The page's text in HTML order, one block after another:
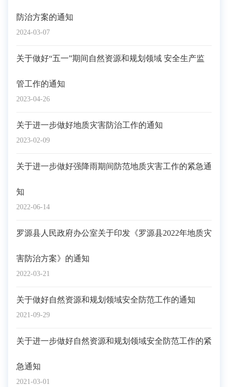
2024-03-07
防治方案的通知
2023-04-26
关于做好“五一”期间自然资源和规划领域 安全生产监
管工作的通知
2023-02-09
关于进一步做好地质灾害防治工作的通知
2022-06-14
关于进一步做好强降雨期间防范地质灾害工作的紧急通
知
2022-03-21
罗源县人民政府办公室关于印发《罗源县2022年地质灾
害防治方案》的通知
2021-09-29
关于做好自然资源和规划领域安全防范工作的通知
2021-03-01
关于进一步做好自然资源和规划领域安全防范工作的紧
急通知